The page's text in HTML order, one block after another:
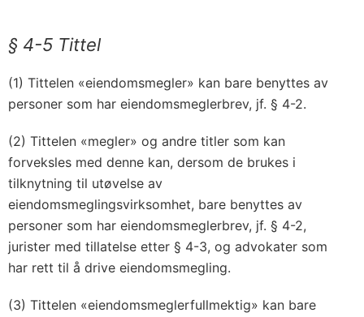
§ 4-5 Tittel
(1) Tittelen «eiendomsmegler» kan bare benyttes av
personer som har eiendomsmeglerbrev, jf. § 4-2.
(2) Tittelen «megler» og andre titler som kan
forveksles med denne kan, dersom de brukes i
tilknytning til utøvelse av
eiendomsmeglingsvirksomhet, bare benyttes av
personer som har eiendomsmeglerbrev, jf. § 4-2,
jurister med tillatelse etter § 4-3, og advokater som
har rett til å drive eiendomsmegling.
(3) Tittelen «eiendomsmeglerfullmektig» kan bare